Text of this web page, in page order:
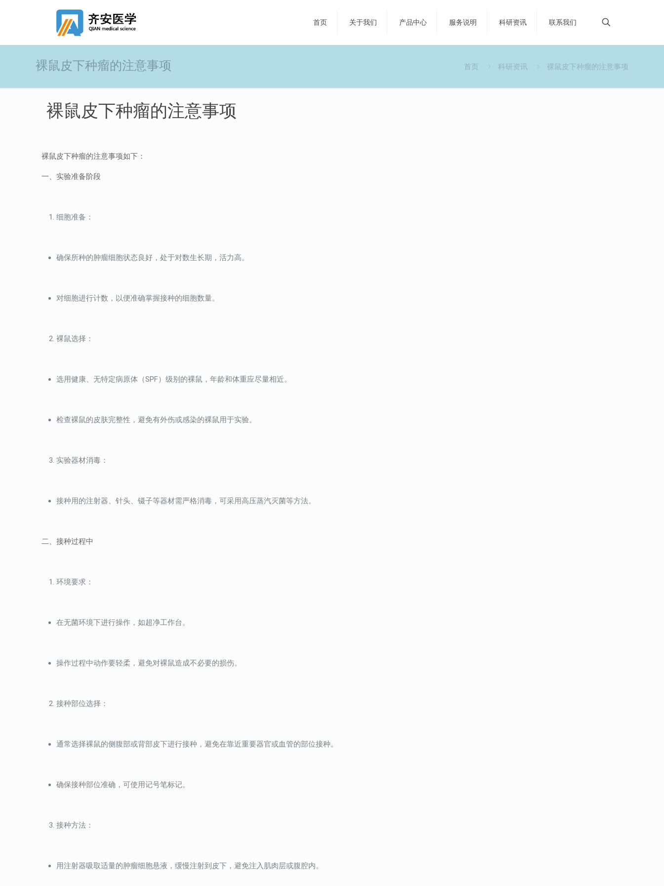
首页 关于我们 产品中心 服务说明 科研资讯 联系我们
裸鼠皮下种瘤的注意事项 首页 科研资讯 裸鼠皮下种瘤的注意事项
裸鼠皮下种瘤的注意事项
裸鼠皮下种瘤的注意事项如下：
一、实验准备阶段
细胞准备：
确保所种的肿瘤细胞状态良好，处于对数生长期，活力高。
对细胞进行计数，以便准确掌握接种的细胞数量。
裸鼠选择：
选用健康、无特定病原体（SPF）级别的裸鼠，年龄和体重应尽量相近。
检查裸鼠的皮肤完整性，避免有外伤或感染的裸鼠用于实验。
实验器材消毒：
接种用的注射器、针头、镊子等器材需严格消毒，可采用高压蒸汽灭菌等方法。
二、接种过程中
环境要求：
在无菌环境下进行操作，如超净工作台。
操作过程中动作要轻柔，避免对裸鼠造成不必要的损伤。
接种部位选择：
通常选择裸鼠的侧腹部或背部皮下进行接种，避免在靠近重要器官或血管的部位接种。
确保接种部位准确，可使用记号笔标记。
接种方法：
用注射器吸取适量的肿瘤细胞悬液，缓慢注射到皮下，避免注入肌肉层或腹腔内。